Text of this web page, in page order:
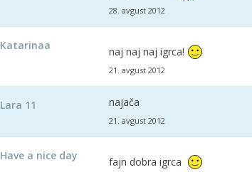
28. avgust 2012
Katarinaa naj naj naj igrca!
21. avgust 2012
Lara 11 najača
21. avgust 2012
Have a nice day fajn dobra igrca